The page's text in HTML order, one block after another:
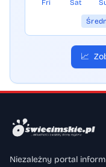
Fri Sat
📈
Niezależny portal